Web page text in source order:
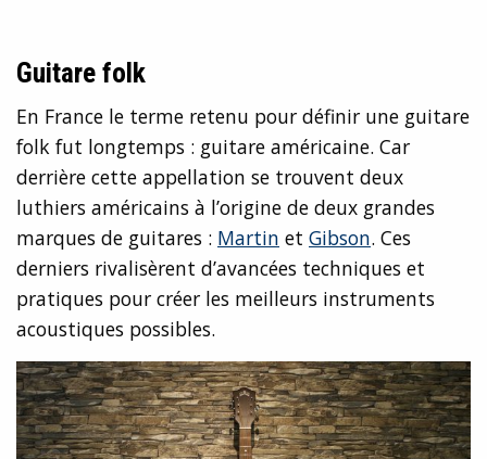
Guitare folk
En France le terme retenu pour définir une guitare
folk fut longtemps : guitare américaine. Car
derrière cette appellation se trouvent deux
luthiers américains à l’origine de deux grandes
marques de guitares : Martin et Gibson. Ces
derniers rivalisèrent d’avancées techniques et
pratiques pour créer les meilleurs instruments
acoustiques possibles.